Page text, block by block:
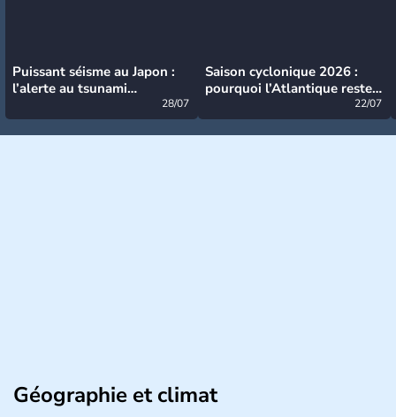
Puissant séisme au Japon :
l’alerte au tsunami
28/07
Saison cyclonique 2026 :
pourquoi l’Atlantique reste
22/07
Géographie et climat